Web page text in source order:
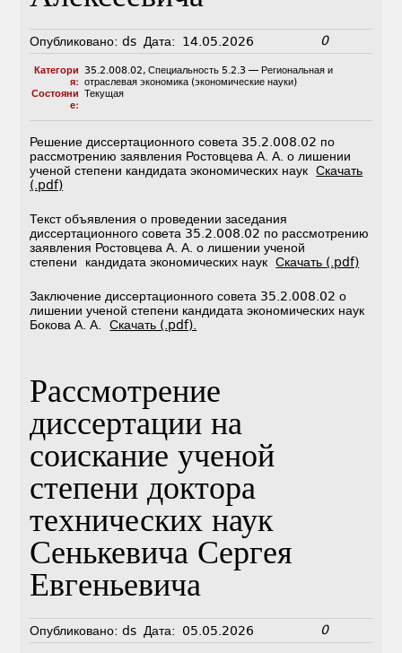
Опубликовано: ds Дата: 14.05.2026 0
Категори
я:
35.2.008.02, Специальность 5.2.3 — Региональная и
отраслевая экономика (экономические науки)
Состояни
е:
Текущая
Решение диссертационного совета 35.2.008.02 по
рассмотрению заявления Ростовцева А. А. о лишении
ученой степени кандидата экономических наукСкачать
(.pdf)
Текст объявления о проведении заседания
диссертационного совета 35.2.008.02 по рассмотрению
заявления Ростовцева А. А. о лишении ученой
степени кандидата экономических наукСкачать (.pdf)
Заключение диссертационного совета 35.2.008.02 о
лишении ученой степени кандидата экономических наук
Бокова А. А.Скачать (.pdf).
Рассмотрение
диссертации на
соискание ученой
степени доктора
технических наук
Сенькевича Сергея
Евгеньевича
Опубликовано: ds Дата: 05.05.2026 0